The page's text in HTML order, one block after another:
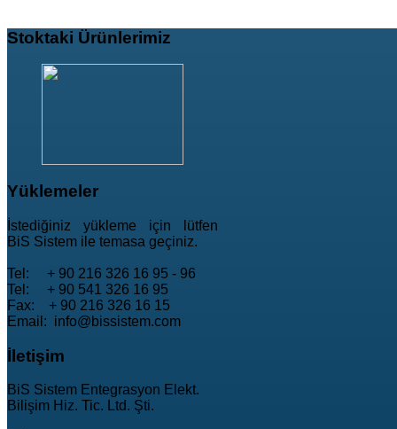
Stoktaki Ürünlerimiz
Yüklemeler
İstediğiniz yükleme için lütfen
BiS Sistem ile temasa geçiniz.
Tel: + 90 216 326 16 95 - 96
Tel: + 90 541 326 16 95
Fax: + 90 216 326 16 15
Email: info@bissistem.com
İletişim
BiS Sistem Entegrasyon Elekt.
Bilişim Hiz. Tic. Ltd. Şti.